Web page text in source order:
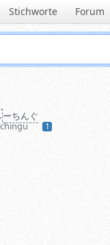
Stichworte Forum
ーちんぐ
1